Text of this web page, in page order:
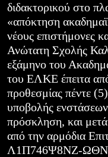
διδακτορικού στο
«απόκτηση
νέους επιστήμονες
Ανώτατη Σχολής
εξάμηνο του
του ΕΛΚΕ έπειτα
προθεσμίας πέντε
υποβολής
πρόσκληση, και
από την αρμόδια
Λ1Π746Ψ8ΝΖ-ΩΘΝ)